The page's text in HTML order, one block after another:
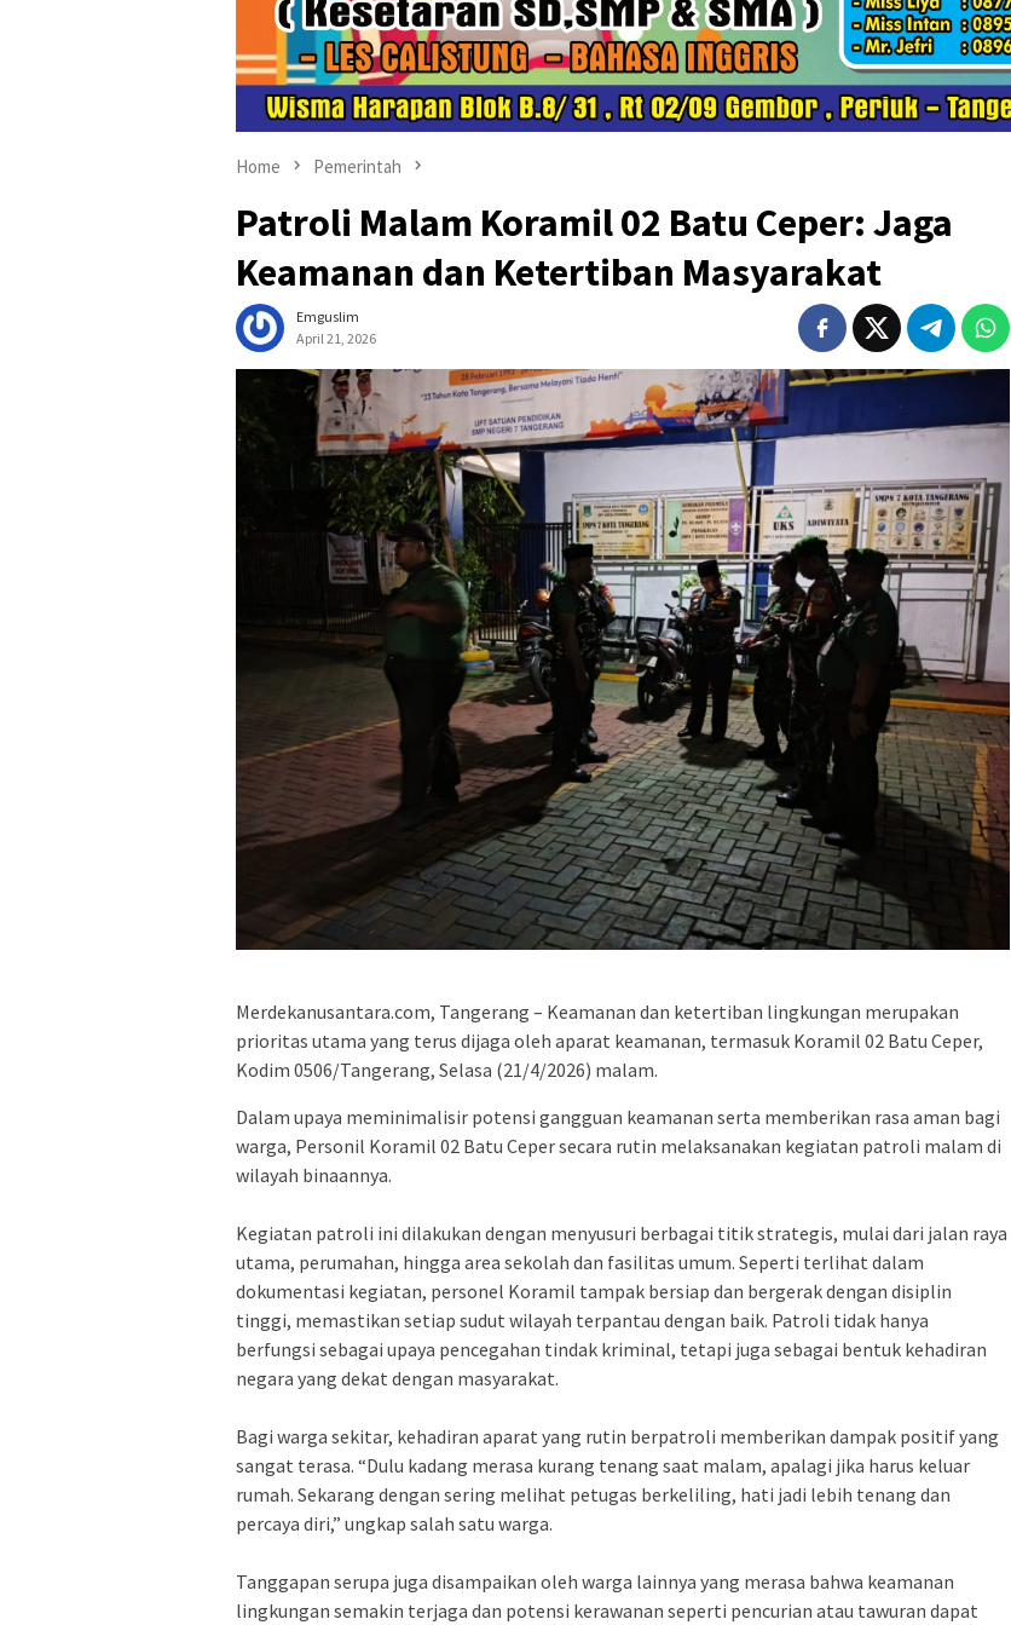
Home Pemerintah
Patroli Malam Koramil 02 Batu Ceper: Jaga
Keamanan dan Ketertiban Masyarakat
Emguslim
April 21, 2026
Merdekanusantara.com, Tangerang – Keamanan dan ketertiban lingkungan merupakan
prioritas utama yang terus dijaga oleh aparat keamanan, termasuk Koramil 02 Batu Ceper,
Kodim 0506/Tangerang, Selasa (21/4/2026) malam.
Dalam upaya meminimalisir potensi gangguan keamanan serta memberikan rasa aman bagi
warga, Personil Koramil 02 Batu Ceper secara rutin melaksanakan kegiatan patroli malam di
wilayah binaannya.
‎Kegiatan patroli ini dilakukan dengan menyusuri berbagai titik strategis, mulai dari jalan raya
utama, perumahan, hingga area sekolah dan fasilitas umum. Seperti terlihat dalam
dokumentasi kegiatan, personel Koramil tampak bersiap dan bergerak dengan disiplin
tinggi, memastikan setiap sudut wilayah terpantau dengan baik. Patroli tidak hanya
berfungsi sebagai upaya pencegahan tindak kriminal, tetapi juga sebagai bentuk kehadiran
negara yang dekat dengan masyarakat.
‎Bagi warga sekitar, kehadiran aparat yang rutin berpatroli memberikan dampak positif yang
sangat terasa. “Dulu kadang merasa kurang tenang saat malam, apalagi jika harus keluar
rumah. Sekarang dengan sering melihat petugas berkeliling, hati jadi lebih tenang dan
percaya diri,” ungkap salah satu warga.
‎Tanggapan serupa juga disampaikan oleh warga lainnya yang merasa bahwa keamanan
lingkungan semakin terjaga dan potensi kerawanan seperti pencurian atau tawuran dapat